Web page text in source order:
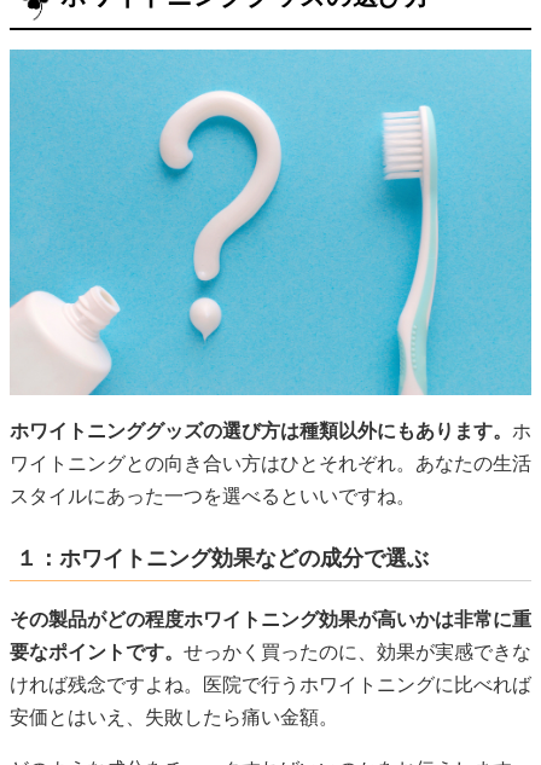
ホワイトニンググッズの選び方は種類以外にもあります。 ホ
ワイトニングとの向き合い方はひとそれぞれ。あなたの生活
スタイルにあった一つを選べるといいですね。
１：ホワイトニング効果などの成分で選ぶ
その製品がどの程度ホワイトニング効果が高いかは非常に重
要なポイントです。 せっかく買ったのに、効果が実感できな
ければ残念ですよね。医院で行うホワイトニングに比べれば
安価とはいえ、失敗したら痛い金額。